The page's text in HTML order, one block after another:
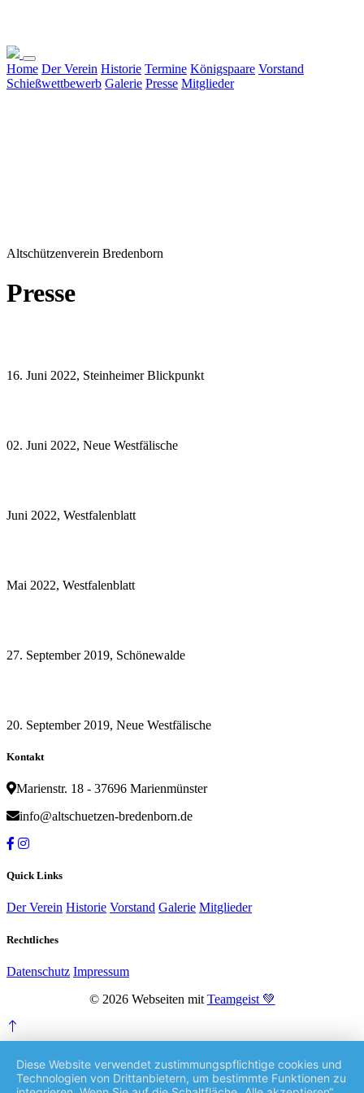
Home Der Verein Historie Termine Königspaare Vorstand
Schießwettbewerb Galerie Presse Mitglieder
Altschützenverein Bredenborn
Presse
16. Juni 2022, Steinheimer Blickpunkt
02. Juni 2022, Neue Westfälische
Juni 2022, Westfalenblatt
Mai 2022, Westfalenblatt
27. September 2019, Schönewalde
20. September 2019, Neue Westfälische
Kontakt
Marienstr. 18 - 37696 Marienmünster
info@altschuetzen-bredenborn.de
Quick Links
Der Verein Historie Vorstand Galerie Mitglieder
Rechtliches
Datenschutz Impressum
© 2026 Webseiten mit Teamgeist 💚
Diese Website verwendet zustimmungspflichtige cookies und
Technologien von Drittanbietern, um bestimmte Funktionen zu